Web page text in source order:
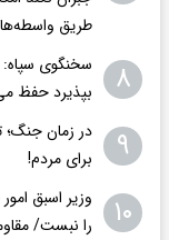
طریق واسطه‌ها
۸
سخنگوی سپاه:
بپذیرد حفظ
۹
در زمان جنگ؛
برای مردم!
۱۰
وزیر اسبق
را نبست/